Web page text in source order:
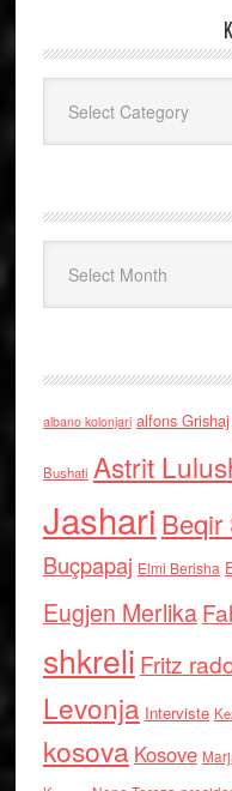
albano kolonjari alfons Grishaj
Bushati Astrit
Jashari Beqir
Buçpapaj Elmi Berisha
Eugjen Merlika
shkreli Fritz
Levonja Interviste
kosova Kosove